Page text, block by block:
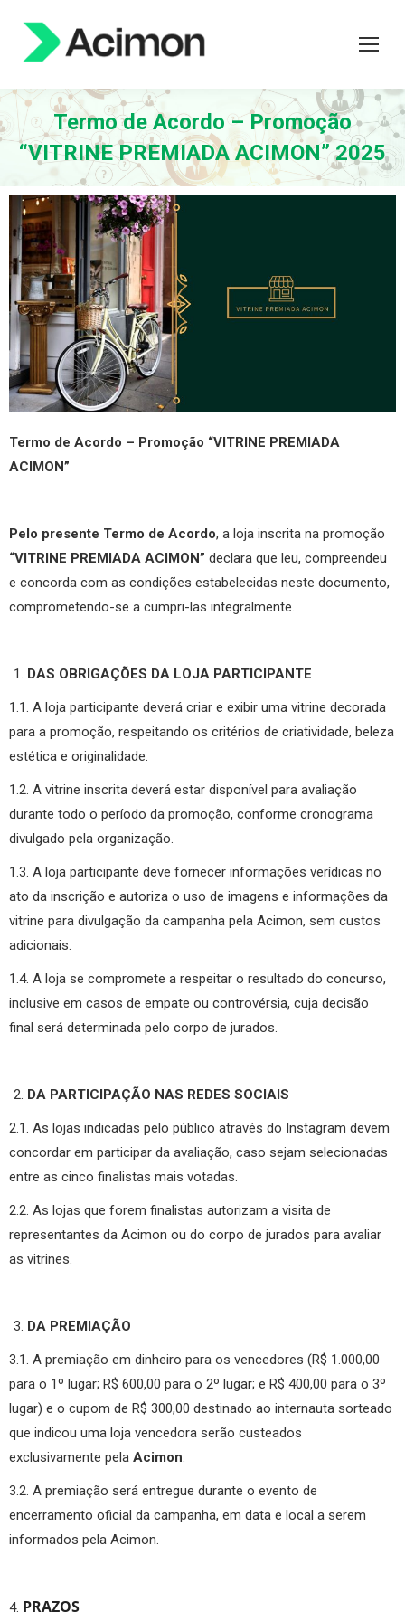
Termo de Acordo – Promoção
“VITRINE PREMIADA ACIMON” 2025
Termo de Acordo – Promoção “VITRINE PREMIADA
ACIMON”
Pelo presente Termo de Acordo, a loja inscrita na promoção
“VITRINE PREMIADA ACIMON” declara que leu, compreendeu
e concorda com as condições estabelecidas neste documento,
comprometendo-se a cumpri-las integralmente.
DAS OBRIGAÇÕES DA LOJA PARTICIPANTE
1.1. A loja participante deverá criar e exibir uma vitrine decorada
para a promoção, respeitando os critérios de criatividade, beleza
estética e originalidade.
1.2. A vitrine inscrita deverá estar disponível para avaliação
durante todo o período da promoção, conforme cronograma
divulgado pela organização.
1.3. A loja participante deve fornecer informações verídicas no
ato da inscrição e autoriza o uso de imagens e informações da
vitrine para divulgação da campanha pela Acimon, sem custos
adicionais.
1.4. A loja se compromete a respeitar o resultado do concurso,
inclusive em casos de empate ou controvérsia, cuja decisão
final será determinada pelo corpo de jurados.
DA PARTICIPAÇÃO NAS REDES SOCIAIS
2.1. As lojas indicadas pelo público através do Instagram devem
concordar em participar da avaliação, caso sejam selecionadas
entre as cinco finalistas mais votadas.
2.2. As lojas que forem finalistas autorizam a visita de
representantes da Acimon ou do corpo de jurados para avaliar
as vitrines.
DA PREMIAÇÃO
3.1. A premiação em dinheiro para os vencedores (R$ 1.000,00
para o 1º lugar; R$ 600,00 para o 2º lugar; e R$ 400,00 para o 3º
lugar) e o cupom de R$ 300,00 destinado ao internauta sorteado
que indicou uma loja vencedora serão custeados
exclusivamente pela Acimon.
3.2. A premiação será entregue durante o evento de
encerramento oficial da campanha, em data e local a serem
informados pela Acimon.
4. PRAZOS